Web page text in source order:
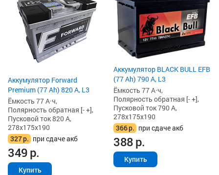
Аккумулятор Forward
Premium (77 Ah) 820 А, L3
Ёмкость 77 А·ч,
Полярность обратная [- +],
Пусковой ток 820 А,
278x175x190
327р. при сдаче акб
349р.
Купить
Аккумулятор BLACK BULL EFB
(77 Ah) 790 А, L3
Ёмкость 77 А·ч,
Полярность обратная [- +],
Пусковой ток 790 А,
278x175x190
366р. при сдаче акб
388р.
Купить